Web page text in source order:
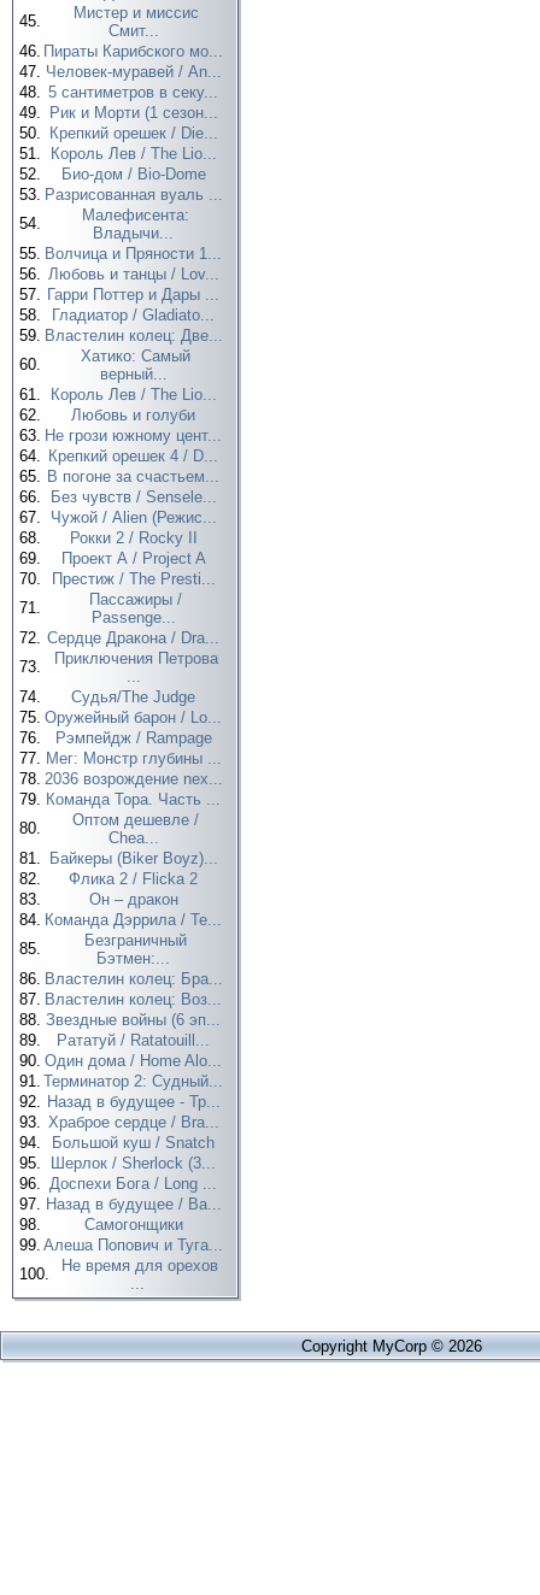
45.
Мистер и миссис
Смит...
46. Пираты Карибского мо...
47. Человек-муравей / An...
48. 5 сантиметров в секу...
49.
Рик и Морти (1 сезон...
50.
Крепкий орешек / Die...
51.
Король Лев / The Lio...
52.
Био-дом / Bio-Dome
53. Разрисованная вуаль ...
54.
Малефисента:
Владычи...
55. Волчица и Пряности 1...
56. Любовь и танцы / Lov...
57. Гарри Поттер и Дары ...
58.
Гладиатор / Gladiato...
59. Властелин колец: Две...
60.
Хатико: Самый
верный...
61.
Король Лев / The Lio...
62.
Любовь и голуби
63. Не грози южному цент...
64. Крепкий орешек 4 / D...
65. В погоне за счастьем...
66.
Без чувств / Sensele...
67.
Чужой / Alien (Режис...
68.
Рокки 2 / Rocky II
69.
Проект А / Project A
70.
Престиж / The Presti...
71.
Пассажиры /
Passenge...
72. Сердце Дракона / Dra...
73.
Приключения Петрова
...
74.
Судья/The Judge
75. Оружейный барон / Lo...
76.
Рэмпейдж / Rampage
77. Мег: Монстр глубины ...
78. 2036 возрождение nex...
79. Команда Тора. Часть ...
80.
Оптом дешевле /
Chea...
81.
Байкеры (Biker Boyz)...
82.
Флика 2 / Flicka 2
83.
Он – дракон
84. Команда Дэррила / Te...
85.
Безграничный
Бэтмен:...
86. Властелин колец: Бра...
87. Властелин колец: Воз...
88. Звездные войны (6 эп...
89.
Рататуй / Ratatouill...
90. Один дома / Home Alo...
91. Терминатор 2: Судный...
92. Назад в будущее - Тр...
93. Храброе сердце / Bra...
94.
Большой куш / Snatch
95.
Шерлок / Sherlock (3...
96. Доспехи Бога / Long ...
97. Назад в будущее / Ba...
98.
Самогонщики
99. Алеша Попович и Туга...
100.
Не время для орехов
...
Copyright MyCorp © 2026